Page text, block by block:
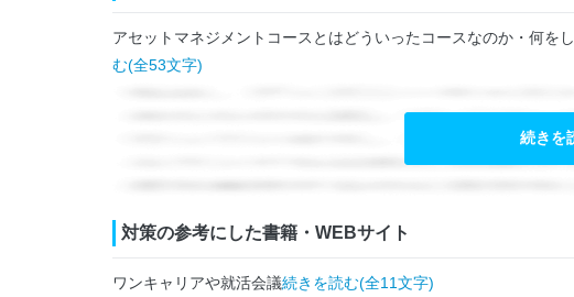
アセットマネジメントコースとはどういったコースなのか・何を
む(全53文字)
続きを
対策の参考にした書籍・WEBサイト
ワンキャリアや就活会議続きを読む(全11文字)